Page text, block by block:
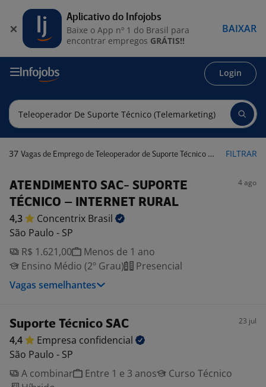
Login
37 Vagas de Emprego de Teleoperador de Suporte Técnico (Telemarketing) FILTRAR
ATENDIMENTO SAC- SUPORTE
TÉCNICO – INTERNET RURAL
4 ago
4,3 Concentrix Brasil
São Paulo - SP
R$ 1.621,00
Menos de 1 ano
Ensino Médio (2º Grau)
Presencial
Vagas semelhantes
Suporte Técnico SAC 23 jul
4,4 Empresa confidencial
São Paulo - SP
A combinar
Entre 1 e 3 anos
Curso Técnico
Aplicativo do Infojobs
Baixe o App nº 1 do Brasil para
encontrar empregos GRÁTIS!!
BAIXAR